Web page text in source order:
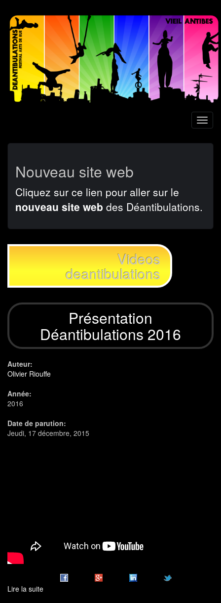
Aller
contenu
principal
Nouveau site web
Cliquez sur ce lien pour aller sur le
nouveau site web des Déantibulations.
Videos
deantibulations
Présentation
Déantibulations 2016
Auteur:
Olivier Riouffe
Année:
2016
Date de parution:
Jeudi, 17 décembre, 2015
Lire la suite